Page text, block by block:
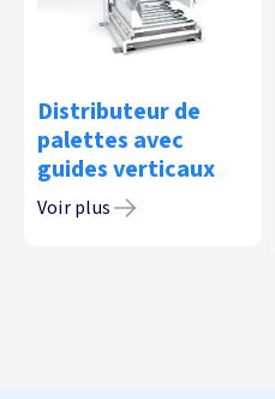
Distributeur de
palettes avec
guides verticaux
Voir plus